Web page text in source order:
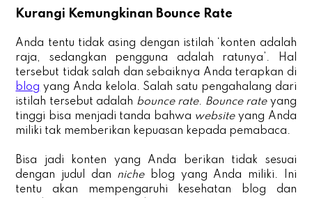
Kurangi Kemungkinan Bounce Rate
Anda tentu tidak asing dengan istilah ‘konten adalah
raja, sedangkan pengguna adalah ratunya’. Hal
tersebut tidak salah dan sebaiknya Anda terapkan di
blog yang Anda kelola. Salah satu pengahalang dari
istilah tersebut adalah bounce rate. Bounce rateyang
tinggi bisa menjadi tanda bahwa websiteyang Anda
miliki tak memberikan kepuasan kepada pemabaca.
Bisa jadi konten yang Anda berikan tidak sesuai
dengan judul dan nicheblog yang Anda miliki. Ini
tentu akan mempengaruhi kesehatan blog dan